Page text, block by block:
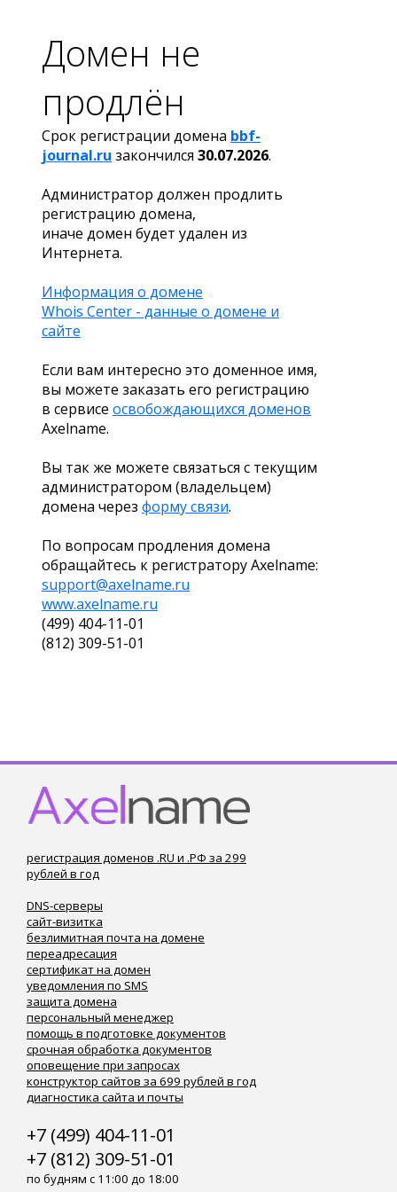
Домен не
продлён
Срок регистрации домена bbf-
journal.ru закончился 30.07.2026.
Администратор должен продлить
регистрацию домена,
иначе домен будет удален из
Интернета.
Информация о домене
Whois Center - данные о домене и
сайте
Если вам интересно это доменное имя,
вы можете заказать его регистрацию
в сервисе освобождающихся доменов
Axelname.
Вы так же можете связаться с текущим
администратором (владельцем)
домена через форму связи.
По вопросам продления домена
обращайтесь к регистратору Axelname:
support@axelname.ru
www.axelname.ru
(499) 404-11-01
(812) 309-51-01
регистрация доменов .RU и .РФ за 299
рублей в год
DNS-серверы
сайт-визитка
безлимитная почта на домене
переадресация
сертификат на домен
уведомления по SMS
защита домена
персональный менеджер
помощь в подготовке документов
срочная обработка документов
оповещение при запросах
конструктор сайтов за 699 рублей в год
диагностика сайта и почты
+7 (499) 404-11-01
+7 (812) 309-51-01
по будням с 11:00 до 18:00